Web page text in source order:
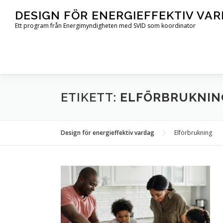
innehåll
DESIGN FÖR ENERGIEFFEKTIV
Ett program från Energimyndigheten med SVID som koordinator
ETIKETT:
Design för energieffektiv vardag Elförbrukning